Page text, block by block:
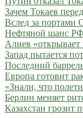
Зачем Токаев
Вслед за портами
Нефтяной шанс
Алиев «открывает
Запад пытается
Последний
Европа готовит
«Знали, что
Берлин меняет
Казахстан грозит